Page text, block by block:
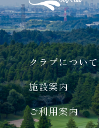
クラブについて
施設案内
ご利用案内